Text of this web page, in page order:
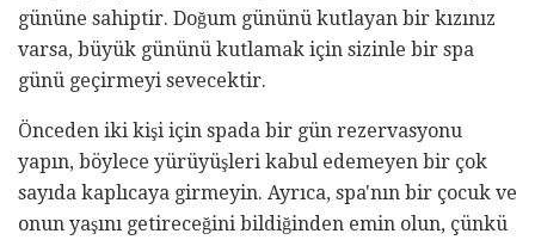
gününe sahiptir. Doğum gününü kutlayan bir kızınız
varsa, büyük gününü kutlamak için sizinle bir spa
günü geçirmeyi sevecektir.
Önceden iki kişi için spada bir gün rezervasyonu
yapın, böylece yürüyüşleri kabul edemeyen bir çok
sayıda kaplıcaya girmeyin. Ayrıca, spa'nın bir çocuk ve
onun yaşını getireceğini bildiğinden emin olun, çünkü